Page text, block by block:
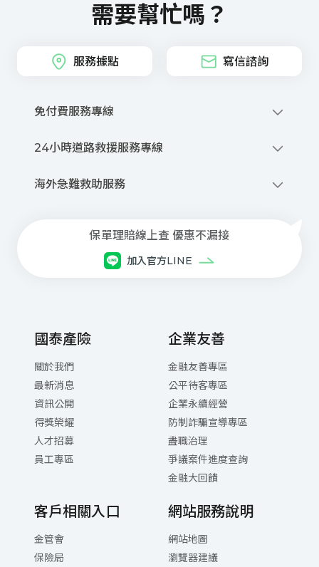
需要幫忙嗎？
服務據點 寫信諮詢
免付費服務專線
0800-212-880
撥打網路電話
每⽇08:30~21:00(本公司專⼈服務)
⾞禍事故諮詢與現場服務
每⽇ 21:00 ~翌⽇08:30(委外專⼈服務)
24小時道路救援服務專線
0800-020-345
海外急難救助服務
保單理賠線上查 優惠不漏接
加入官方LINE
國泰產險
關於我們
最新消息
資訊公開
得獎榮耀
人才招募
員工專區
企業友善
金融友善專區
公平待客專區
企業永續經營
防制詐騙宣導專區
盡職治理
爭議案件進度查詢
金融大回饋
客戶相關入口
金管會
保險局
網站服務說明
網站地圖
瀏覽器建議